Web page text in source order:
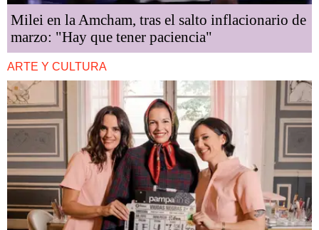
Milei en la Amcham, tras el salto inflacionario de
marzo: "Hay que tener paciencia"
ARTE Y CULTURA